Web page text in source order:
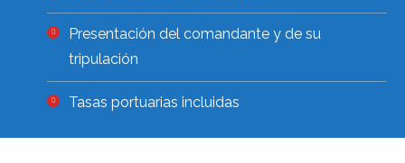
Presentación del comandante y de su
tripulación
Tasas portuarias incluidas